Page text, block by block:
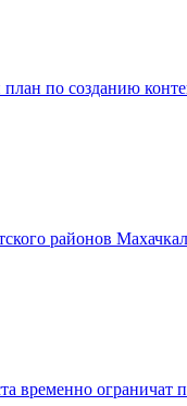
план по созданию
районов
временно ограничат